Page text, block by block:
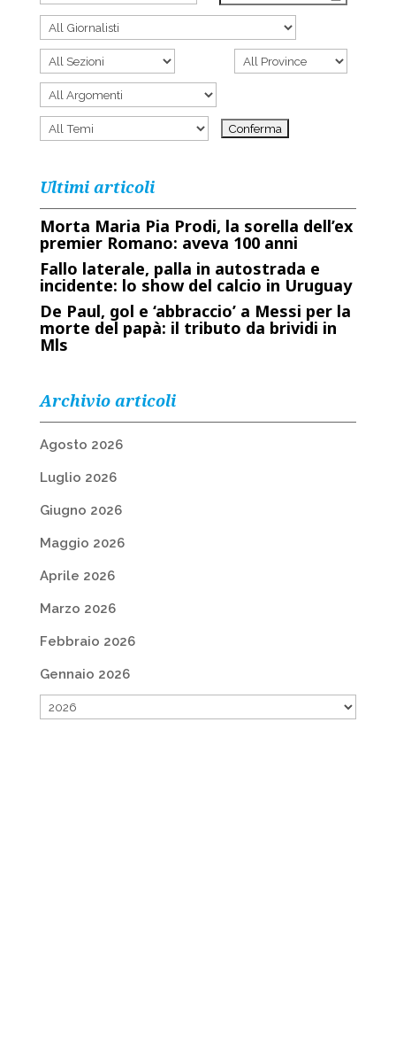
Ultimi articoli
Morta Maria Pia Prodi, la sorella dell’ex
premier Romano: aveva 100 anni
Fallo laterale, palla in autostrada e
incidente: lo show del calcio in Uruguay
De Paul, gol e ‘abbraccio’ a Messi per la
morte del papà: il tributo da brividi in
Mls
Archivio articoli
Agosto 2026
Luglio 2026
Giugno 2026
Maggio 2026
Aprile 2026
Marzo 2026
Febbraio 2026
Gennaio 2026